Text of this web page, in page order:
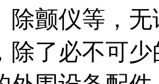
除颤仪等，
除了必不可